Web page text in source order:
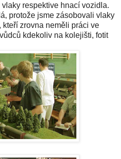
respektive hnací vozidla.
protože jsme zásobovali vlaky
zrovna neměli práci ve
kdekoliv na kolejišti, fotit